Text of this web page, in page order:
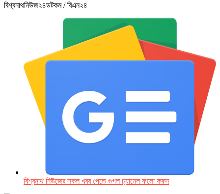
বিশ্বনাথনিউজ২৪ডটকম / বিএন২৪
বিশ্বনাথ নিউজের সকল খবর পেতে গুগল চ‌্যানেল ফলো করুন